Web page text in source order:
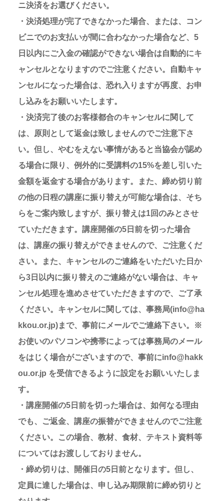
ニ決済をお選びください。
・決済処理が完了できなかった場合、または、コン
ビニでのお支払いが間に合わなかった場合など、5
日以内にご入金の確認ができない場合は自動的にキ
ャンセルとなりますのでご注意ください。自動キャ
ンセルになった場合は、恐れ入りますが再度、お申
し込みをお願いいたします。
・決済完了後のお客様都合のキャンセルに関して
は、原則として返金は致しませんのでご注意下さ
い。但し、やむをえない事情があると当協会が認め
る場合に限り、例外的に受講料の15%を差し引いた
金額を返金する場合があります。また、締め切り前
の他の日程の講座に振り替えが可能な場合は、そち
らをご案内致しますが、振り替えは1回のみとさせ
ていただきます。講座開催の5日前を切った場合
は、講座の振り替えができませんので、ご注意くだ
さい。また、キャンセルのご連絡をいただいた日か
ら3日以内に振り替えのご連絡がない場合は、キャ
ンセル処理を進めさせていただきますので、ご了承
ください。キャンセルに関しては、事務局(info@ha
kkou.or.jp)まで、事前にメールでご連絡下さい。※
お使いのパソコンや携帯によっては事務局のメール
をはじく場合がございますので、事前にinfo@hakk
ou.or.jp を受信できるように設定をお願いいたしま
す。
・講座開催の5日前を切った場合は、如何なる理由
でも、ご返金、講座の振替ができませんのでご注意
ください。この場合、教材、食材、テキスト資料等
についてはお渡ししておりません。
・締め切りは、開催日の5日前となります。但し、
定員に達した場合は、申し込み期限前に締め切りと